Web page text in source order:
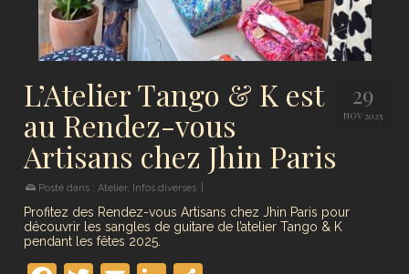
29
NOV 2025
L’Atelier Tango & K est
au Rendez-vous
Artisans chez Jhin Paris
Posté dans : Atelier, Infos diverses
Profitez des Rendez-vous Artisans chez Jhin Paris pour
découvrir les sangles de guitare de l’atelier Tango & K
pendant les fêtes 2025.